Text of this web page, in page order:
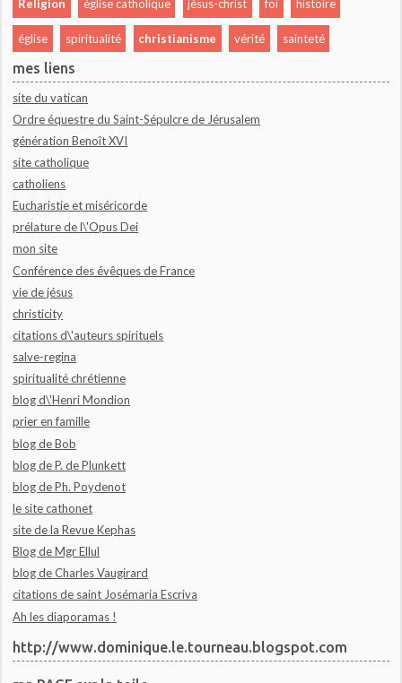
Religion église catholique jésus-christ foi histoire
église spiritualité christianisme vérité sainteté
mes liens
site du vatican
Ordre équestre du Saint-Sépulcre de Jérusalem
génération Benoît XVI
site catholique
catholiens
Eucharistie et miséricorde
prélature de l\'Opus Dei
mon site
Conférence des évêques de France
vie de jésus
christicity
citations d\'auteurs spirituels
salve-regina
spiritualité chrétienne
blog d\'Henri Mondion
prier en famille
blog de Bob
blog de P. de Plunkett
blog de Ph. Poydenot
le site cathonet
site de la Revue Kephas
Blog de Mgr Ellul
blog de Charles Vaugirard
citations de saint Josémaria Escriva
Ah les diaporamas !
http://www.dominique.le.tourneau.blogspot.com